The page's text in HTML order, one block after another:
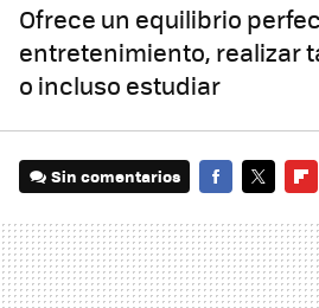
Ofrece un equilibrio
entretenimiento, realizar
o incluso estudiar
Sin comentarios